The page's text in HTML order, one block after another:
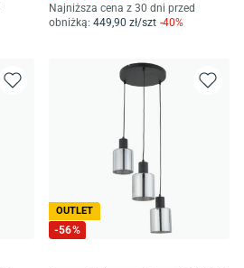
Najniższa cena z 30 dni przed
obniżką: 449 ,90 zł/szt -40%
OUTLET
-56%